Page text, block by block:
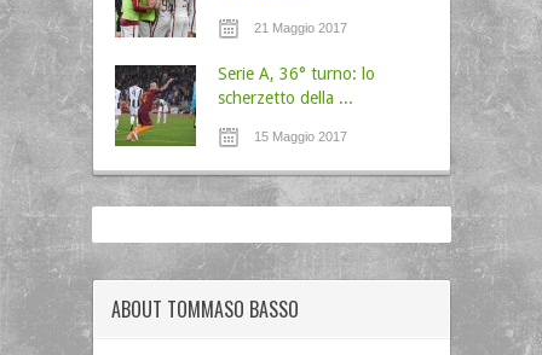
21 Maggio 2017
Serie A, 36° turno: lo
scherzetto della ...
15 Maggio 2017
ABOUT TOMMASO BASSO